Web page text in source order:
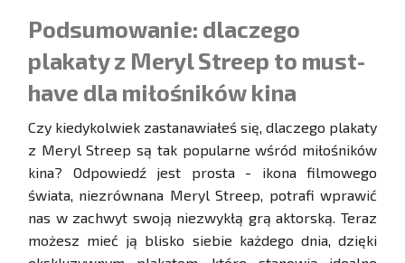
Podsumowanie: dlaczego
plakaty z Meryl Streep to must-
have dla miłośników kina
Czy kiedykolwiek zastanawiałeś się, dlaczego plakaty
z Meryl Streep są tak popularne wśród miłośników
kina? Odpowiedź jest prosta - ikona filmowego
świata, niezrównana Meryl Streep, potrafi wprawić
nas w zachwyt swoją niezwykłą grą aktorską. Teraz
możesz mieć ją blisko siebie każdego dnia, dzięki